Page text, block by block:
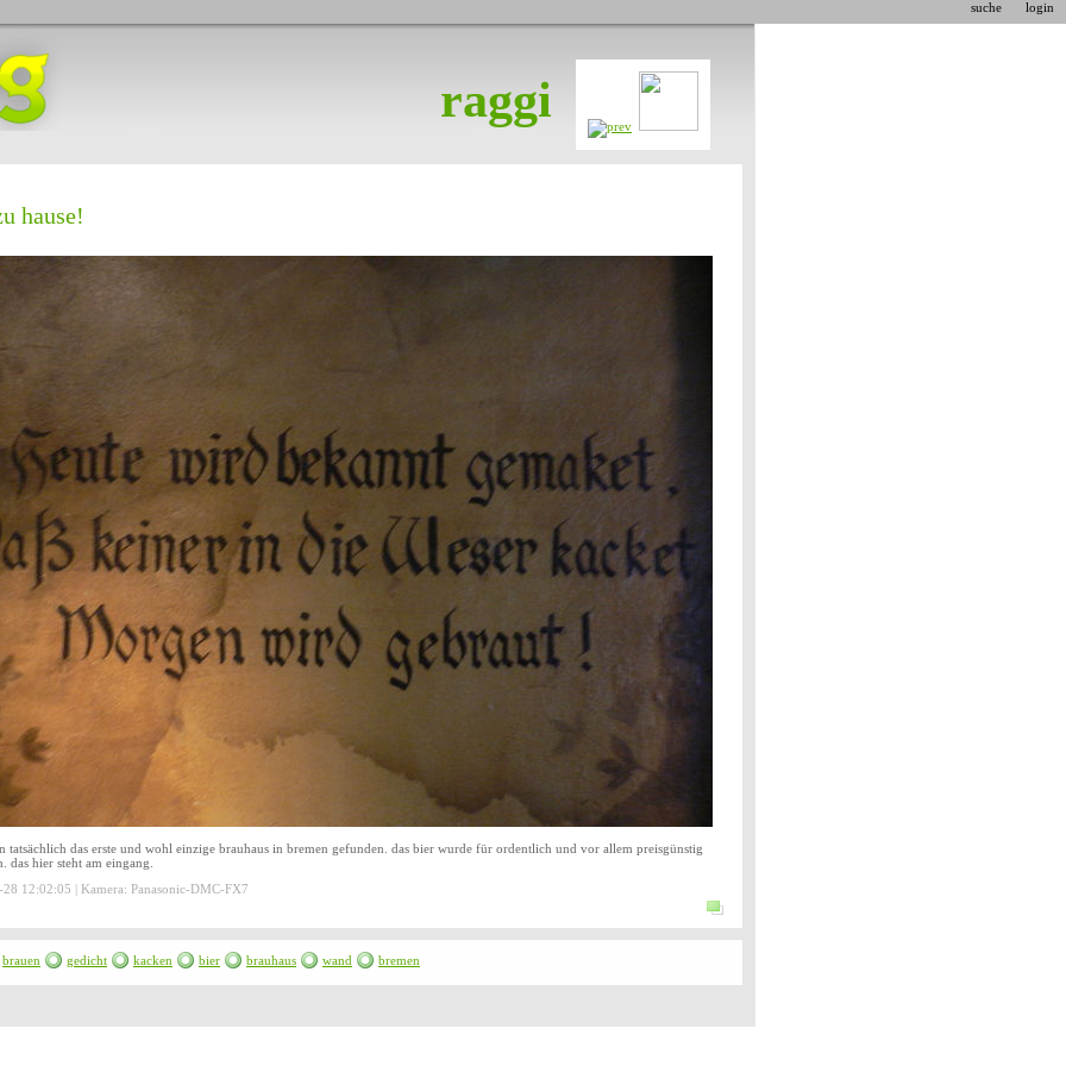
login
suche
raggi
hause!
tatsächlich das erste und wohl einzige brauhaus in bremen gefunden. das bier wurde für ordentlich und vor allem preisgünstig
das hier steht am eingang.
12:02:05 | Kamera: Panasonic-DMC-FX7
brauen gedicht kacken bier brauhaus wand bremen